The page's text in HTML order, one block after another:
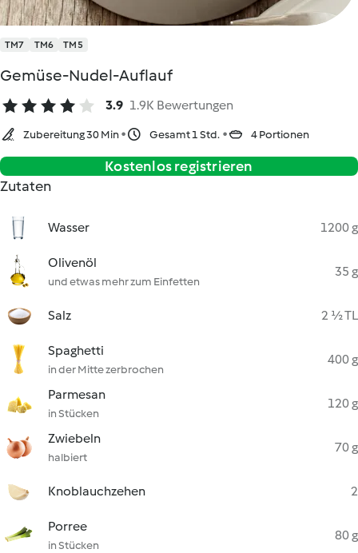
TM7 TM6 TM5
Gemüse-Nudel-Auflauf
3.9 1.9K Bewertungen
Zubereitung 30 Min Gesamt 1 Std. 4 Portionen
Kostenlos registrieren
Zutaten
Wasser 1200 g
Olivenöl
und etwas mehr zum Einfetten
35 g
Salz 2 ½ TL
Spaghetti
in der Mitte zerbrochen
400 g
Parmesan
in Stücken
120 g
Zwiebeln
halbiert
70 g
Knoblauchzehen 2
Porree
in Stücken
80 g